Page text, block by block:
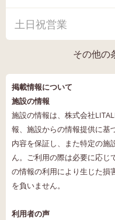
土日祝営業
その他の
掲載情報について
施設の情報
施設の情報は、株式会社
報、施設からの情報提供に基
内容を保証し、また特定の施
ん。ご利用の際は必要に応じ
の情報の利用により生じた損
を負いません。
利用者の声